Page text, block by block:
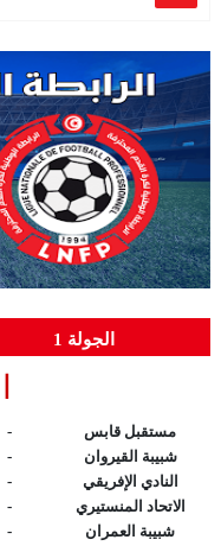
الجولة 1
مستقبل قابس -
شبيبة القيروان
-
النادي الإفريقي
-
الاتحاد المنستيري
-
شبيبة العمران
-